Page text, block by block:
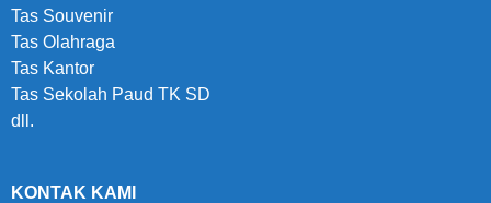
Tas Souvenir
Tas Olahraga
Tas Kantor
Tas Sekolah Paud TK SD
dll.
KONTAK KAMI